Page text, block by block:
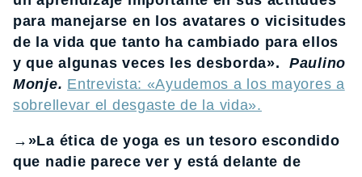
para manejarse en los avatares o vicisitudes
de la vida que tanto ha cambiado para ellos
y que algunas veces les desborda».
Paulino
Monje. Entrevista: «Ayudemos a los mayores a
sobrellevar el desgaste de la vida».
→»La ética de yoga es un tesoro escondido
que nadie parece ver y está delante de